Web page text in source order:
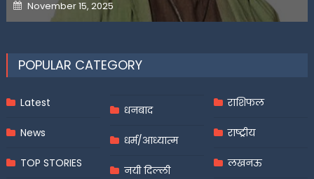
on
November 15, 2025
POPULAR CATEGORY
Latest
News
TOP STORIES
धनबाद
धर्म/आध्यात्म
नयी दिल्ली
राशिफल
राष्ट्रीय
लखनऊ